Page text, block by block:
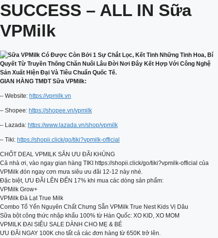
SUCCESS – ALL IN Sữa
VPMilk
GIAN HÀNG TMĐT Sữa VPMilk:
– Website: https://vpmilk.vn
– Shopee: https://shopee.vn/vpmilk
– Lazada: https://www.lazada.vn/shop/vpmilk
– Tiki: https://shopii.click/go/tiki?vpmilk-official
CHỐT DEAL VPMILK SĂN ƯU ĐÃI KHỦNG
Cả nhà ơi, vào ngay gian hàng TIKI https://shopii.click/go/tiki?vpmilk-official của
VPMilk đón ngay cơn mưa siêu ưu đãi 12-12 này nhé.
Đặc biệt, ƯU ĐÃI LÊN ĐẾN 17% khi mua các dòng sản phẩm:
VPMilk Grow+
VPMilk Đà Lạt True Milk
Combo Tổ Yến Nguyên Chất Chưng Sẵn VPMilk True Nest Kids Vị Dâu
Sữa bột công thức nhập khẩu 100% từ Hàn Quốc: XO KID, XO MOM
VPMILK ĐẠI SIÊU SALE DÀNH CHO MẸ & BÉ
ƯU ĐÃI NGAY 100K cho tất cả các đơn hàng từ 650K trở lên.